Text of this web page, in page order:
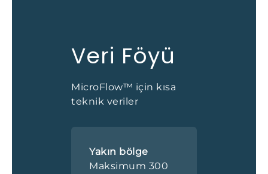
Veri Föyü
MicroFlow™ için kısa
teknik veriler
Yakın bölge
Maksimum 300